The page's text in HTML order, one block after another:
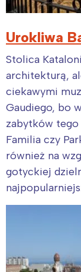
Urokliwa
Stolica
architekturą,
ciekawymi
Gaudiego, bo
zabytków tego
Familia czy
również na
gotyckiej